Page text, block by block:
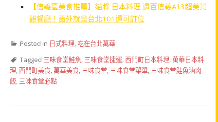
【信義區美食推薦】貓將 日本料理 遠百信義A13超美景
觀餐廳！窗外就是台北101還可訂位
Posted in 日式料理, 吃在台北萬華
Tagged 三味食堂鮭魚, 三味食堂捷運,西門町日本料理,萬華日本料
理,西門町美食,萬華美食, 三味食堂, 三味食堂菜單, 三味食堂鮭魚滷肉
飯, 三味食堂必點